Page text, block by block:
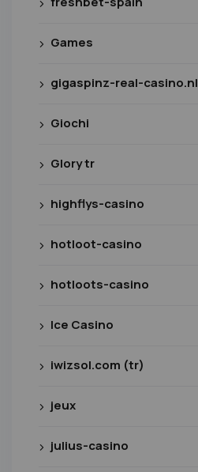
Games
gigaspinz-real-casino.nl
Giochi
Glory tr
highflys-casino
hotloot-casino
hotloots-casino
Ice Casino
iwizsol.com (tr)
jeux
julius-casino